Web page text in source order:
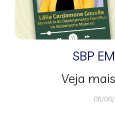
SBP
Veja
08/